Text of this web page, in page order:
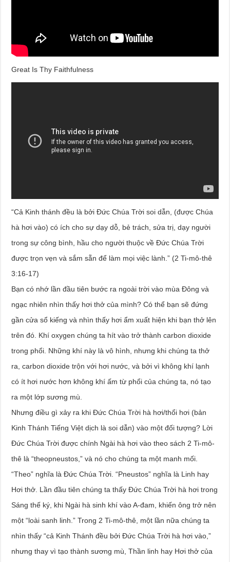
Great Is Thy Faithfulness
“Cả Kinh thánh đều là bởi Đức Chúa Trời soi dẫn, (được Chúa
hà hơi vào) có ích cho sự dạy dỗ, bẻ trách, sửa trị, dạy người
trong sự công bình, hầu cho người thuộc về Đức Chúa Trời
được trọn vẹn và sắm sẵn để làm mọi việc lành.” (2 Ti-mô-thê
3:16-17)
Bạn có nhớ lần đầu tiên bước ra ngoài trời vào mùa Đông và
ngạc nhiên nhìn thấy hơi thở của mình? Có thể bạn sẽ đứng
gần cửa sổ kiếng và nhìn thấy hơi ẩm xuất hiện khi bạn thở lên
trên đó. Khí oxygen chúng ta hít vào trở thành carbon dioxide
trong phổi. Những khí này là vô hình, nhưng khi chúng ta thở
ra, carbon dioxide trộn với hơi nước, và bởi vì không khí lạnh
có ít hơi nước hơn không khí ấm từ phổi của chúng ta, nó tạo
ra một lớp sương mù.
Nhưng điều gì xảy ra khi Đức Chúa Trời hà hơi/thổi hơi (bản
Kinh Thánh Tiếng Việt dịch là soi dẫn) vào một đối tượng? Lời
Đức Chúa Trời được chính Ngài hà hơi vào theo sách 2 Ti-mô-
thê là “theopneustos,” và nó cho chúng ta một manh mối.
“Theo” nghĩa là Đức Chúa Trời. “Pneustos” nghĩa là Linh hay
Hơi thở. Lần đầu tiên chúng ta thấy Đức Chúa Trời hà hơi trong
Sáng thế ký, khi Ngài hà sinh khí vào A-đam, khiến ông trở nên
một “loài sanh linh.” Trong 2 Ti-mô-thê, một lần nữa chúng ta
nhìn thấy “cả Kinh Thánh đều bởi Đức Chúa Trời hà hơi vào,”
nhưng thay vì tạo thành sương mù, Thần linh hay Hơi thở của